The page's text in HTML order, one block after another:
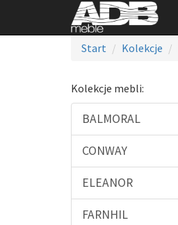
Start Kolekcje
Kolekcje mebli:
BALMORAL
CONWAY
ELEANOR
FARNHIL